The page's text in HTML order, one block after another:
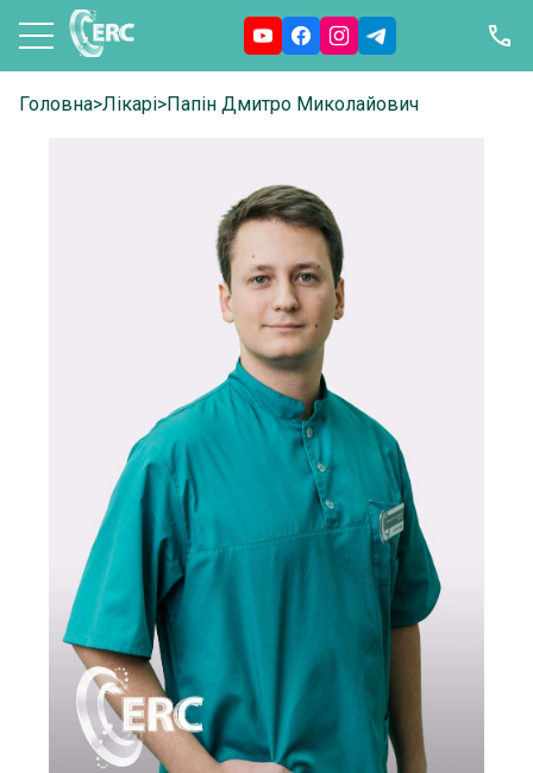
Головна> Лікарі> Папін Дмитро Миколайович